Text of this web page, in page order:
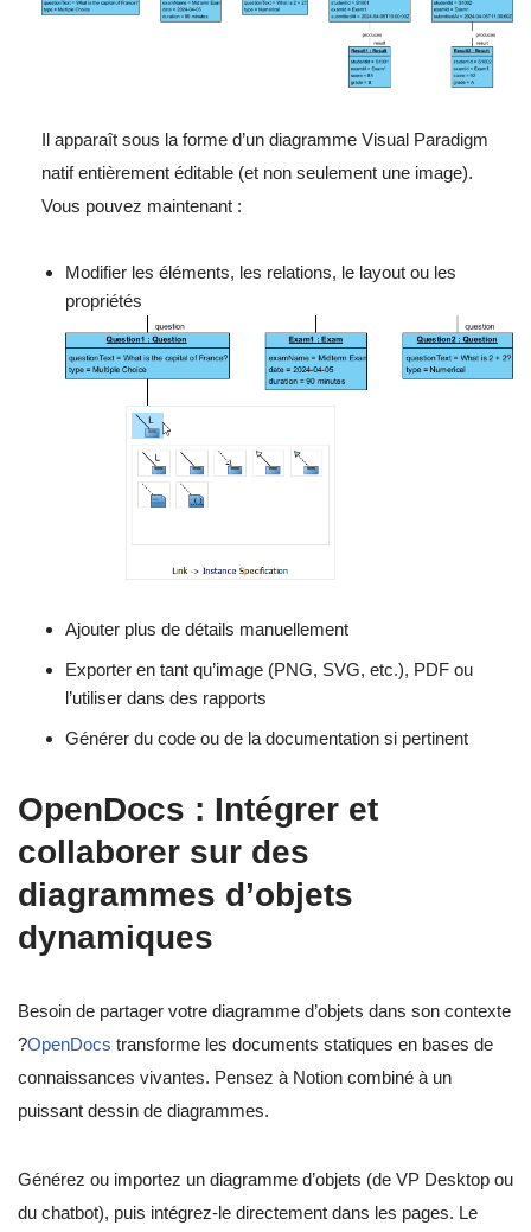
Il apparaît sous la forme d’un diagramme Visual Paradigm
natif entièrement éditable (et non seulement une image).
Vous pouvez maintenant :
Modifier les éléments, les relations, le layout ou les
propriétés
Ajouter plus de détails manuellement
Exporter en tant qu’image (PNG, SVG, etc.), PDF ou
l’utiliser dans des rapports
Générer du code ou de la documentation si pertinent
OpenDocs : Intégrer et
collaborer sur des
diagrammes d’objets
dynamiques
Besoin de partager votre diagramme d’objets dans son contexte
?OpenDocs transforme les documents statiques en bases de
connaissances vivantes. Pensez à Notion combiné à un
puissant dessin de diagrammes.
Générez ou importez un diagramme d’objets (de VP Desktop ou
du chatbot), puis intégrez-le directement dans les pages. Le